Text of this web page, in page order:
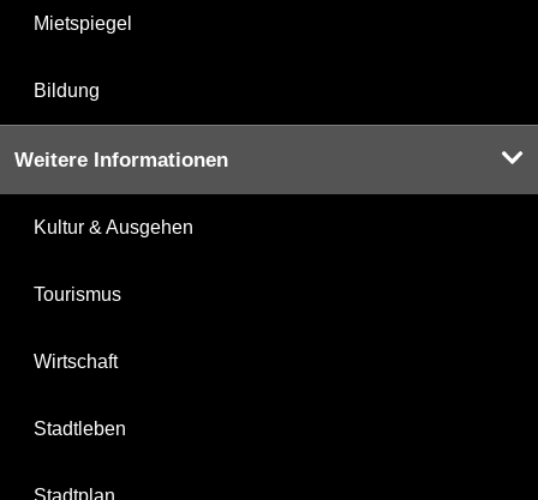
Mietspiegel
Bildung
Weitere Informationen
Kultur & Ausgehen
Tourismus
Wirtschaft
Stadtleben
Stadtplan